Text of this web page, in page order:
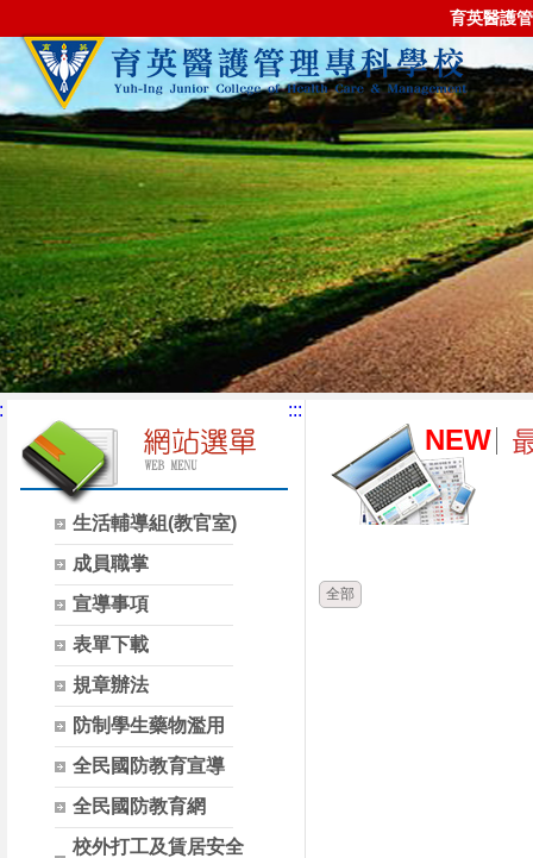
育英醫護
生活輔導組(教官室)
成員職掌
宣導事項
表單下載
規章辦法
防制學生藥物濫用
全民國防教育宣導
全民國防教育網
校外打工及賃居安全
:::
NEW
全部